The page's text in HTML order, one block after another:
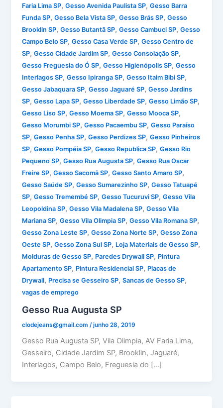
Faria Lima SP,Gesso Avenida Paulista SP,Gesso Barra
Funda SP,Gesso Bela Vista SP,Gesso Brás SP,Gesso
Brooklin SP,Gesso Butantã SP,Gesso Cambuci SP,Gesso
Campo Belo SP,Gesso Casa Verde SP,Gesso Centro de
SP,Gesso Cidade Jardim SP,Gesso Consolação SP,
Gesso Freguesia do Ó SP,Gesso Higienópolis SP,Gesso
Interlagos SP,Gesso Ipiranga SP,Gesso Itaim Bibi SP,
Gesso Jabaquara SP,Gesso Jaguaré SP,Gesso Jardins
SP,Gesso Lapa SP,Gesso Liberdade SP,Gesso Limão SP,
Gesso Liso SP,Gesso Moema SP,Gesso Mooca SP,
Gesso Morumbi SP,Gesso Pacaembu SP,Gesso Paraíso
SP,Gesso Penha SP,Gesso Perdizes SP,Gesso Pinheiros
SP,Gesso Pompéia SP,Gesso Republica SP,Gesso Rio
Pequeno SP,Gesso Rua Augusta SP,Gesso Rua Oscar
Freire SP,Gesso Sacomã SP,Gesso Santo Amaro SP,
Gesso Saúde SP,Gesso Sumarezinho SP,Gesso Tatuapé
SP,Gesso Tremembé SP,Gesso Tucuruvi SP,Gesso Vila
Leopoldina SP,Gesso Vila Madalena SP,Gesso Vila
Mariana SP,Gesso Vila Olimpia SP,Gesso Vila Romana SP,
Gesso Zona Leste SP,Gesso Zona Norte SP,Gesso Zona
Oeste SP,Gesso Zona Sul SP, Loja Materiais de Gesso SP,
Molduras de Gesso SP, Paredes Drywall SP, Pintura
Apartamento SP, Pintura Residencial SP, Placas de
Drywall, Precisa se Gesseiro SP,Sancas de Gesso SP,
vagas de emprego
Gesso Rua Augusta SP
clodejeans@gmail.com /junho 28, 2019
Gesso Rua Augusta SP, Vila Olimpia, AV Faria Lima,
Gesseiro, Cidade Jardim SP, Brooklin, Jaguaré,
Interlagos, Campo Belo, Freguesia do […]